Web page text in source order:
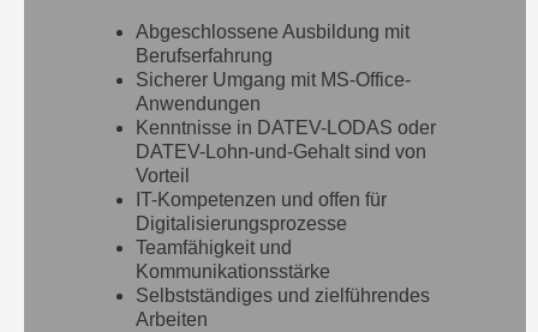
Abgeschlossene Ausbildung mit
Berufserfahrung
Sicherer Umgang mit MS-Office-
Anwendungen
Kenntnisse in DATEV-LODAS oder
DATEV-Lohn-und-Gehalt sind von
Vorteil
IT-Kompetenzen und offen für
Digitalisierungsprozesse
Teamfähigkeit und
Kommunikationsstärke
Selbstständiges und zielführendes
Arbeiten